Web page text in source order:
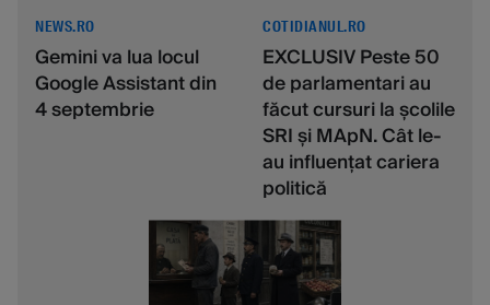
NEWS.RO
Gemini va lua locul
Google Assistant din
4 septembrie
COTIDIANUL.RO
EXCLUSIV Peste 50
de parlamentari au
făcut cursuri la școlile
SRI și MApN. Cât le-
au influențat cariera
politică